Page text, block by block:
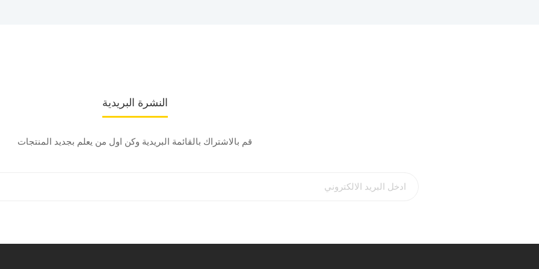
النشرة البريدية
قم بالاشتراك بالقائمة البريدية وكن اول من يعلم بجديد المنتجات